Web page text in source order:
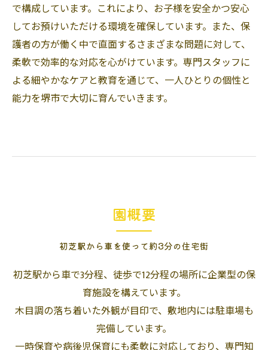
で構成しています。これにより、お子様を安全かつ安心
してお預けいただける環境を確保しています。また、保
護者の方が働く中で直面するさまざまな問題に対して、
柔軟で効率的な対応を心がけています。専門スタッフに
よる細やかなケアと教育を通じて、一人ひとりの個性と
能力を堺市で大切に育んでいきます。
初芝駅から車を使って約3分の住宅街
園概要
初芝駅から車で3分程、徒歩で12分程の場所に企業型の保
育施設を構えています。
木目調の落ち着いた外観が目印で、敷地内には駐車場も
完備しています。